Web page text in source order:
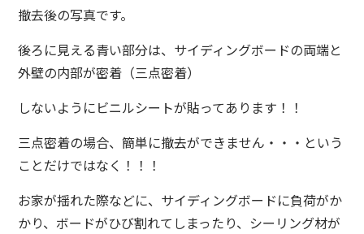
撤去後の写真です。
後ろに見える青い部分は、サイディングボードの両端と
外壁の内部が密着（三点密着）
しないようにビニルシートが貼ってあります！！
三点密着の場合、簡単に撤去ができません・・・という
ことだけではなく！！！
お家が揺れた際などに、サイディングボードに負荷がか
かり、ボードがひび割れてしまったり、シーリング材が